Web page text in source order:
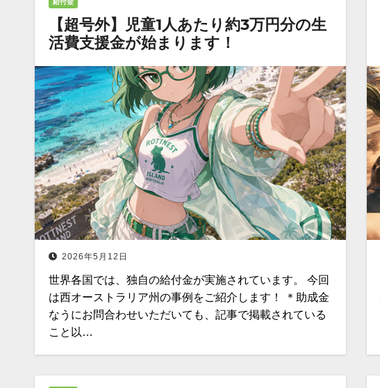
給付金
【超号外】児童1人あたり約3万円分の生
活費支援金が始まります！
2026年5月12日
世界各国では、独自の給付金が実施されています。 今回
は西オーストラリア州の事例をご紹介します！ ＊助成金
なうにお問合わせいただいても、記事で掲載されている
こと以…